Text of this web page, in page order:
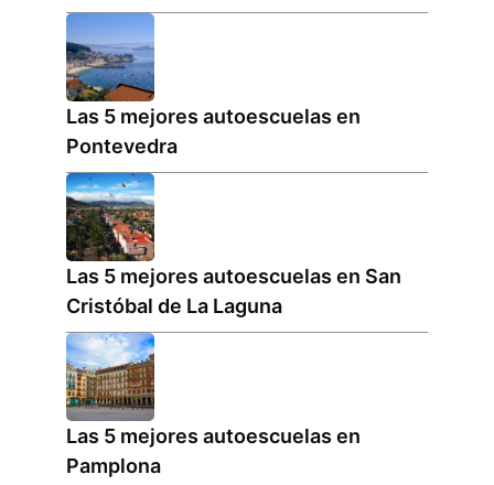
Las 5 mejores autoescuelas en
Pontevedra
Las 5 mejores autoescuelas en San
Cristóbal de La Laguna
Las 5 mejores autoescuelas en
Pamplona